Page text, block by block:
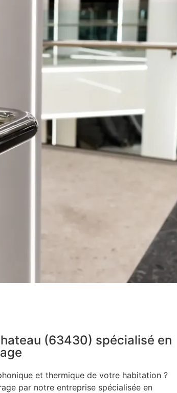
(63430) spécialisé en
et thermique de votre habitation ?
par notre entreprise spécialisée en